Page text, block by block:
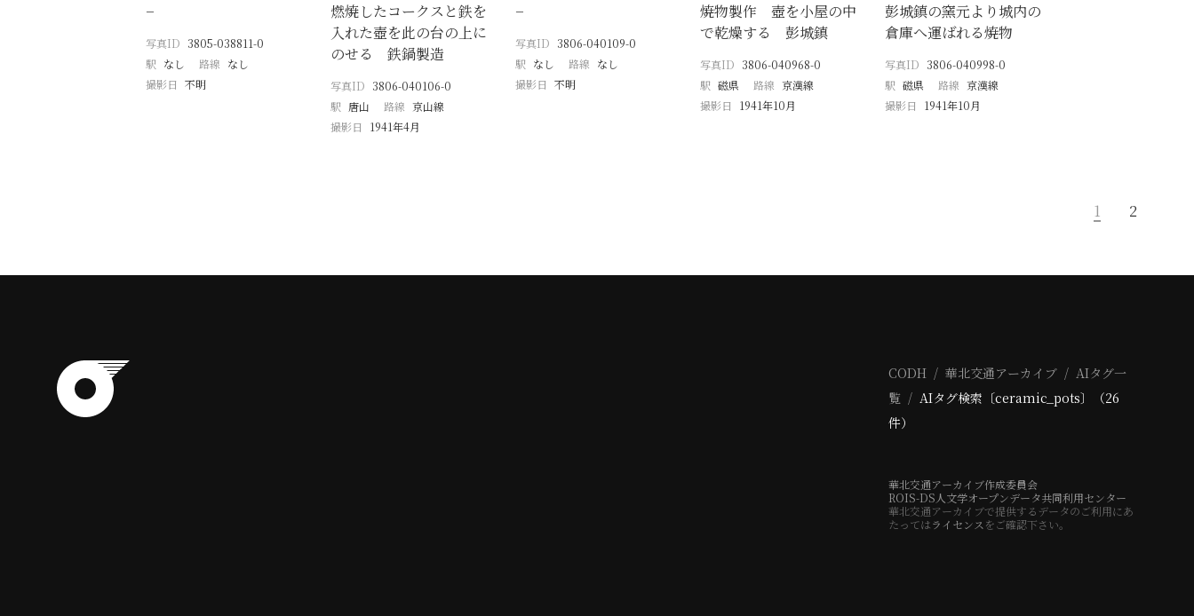
−
写真ID 3805-038811-0
駅 なし 路線 なし
撮影日 不明
燃焼したコークスと鉄を
入れた壺を此の台の上に
のせる 鉄鍋製造
写真ID 3806-040106-0
駅 唐山 路線 京山線
撮影日
1941年4月
−
写真ID 3806-040109-0
駅 なし 路線 なし
撮影日 不明
焼物製作 壺を小屋の中
で乾燥する 彭城鎮
写真ID 3806-040968-0
駅 磁県 路線 京漢線
撮影日
1941年10月
彭城鎮の窯元より城内の
倉庫へ運ばれる焼物
写真ID 3806-040998-0
駅 磁県 路線 京漢線
撮影日
1941年10月
1 2
CODH 華北交通アーカイブ
AIタグ一
覧
AIタグ検索〔ceramic_pots〕（26
件）
華北交通アーカイブ作成委員会
ROIS-DS人文学オープンデータ共同利用センター
華北交通アーカイブで提供するデータのご利用にあ
たってはライセンス をご確認下さい。